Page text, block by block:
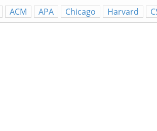
ACM APA Chicago Harvard